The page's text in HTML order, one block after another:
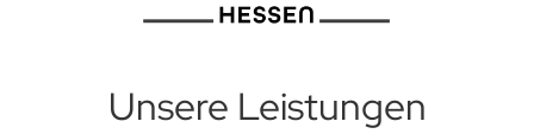
Unsere Leistungen